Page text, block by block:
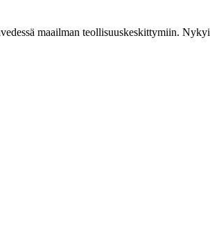
maailman teollisuuskeskittymiin.